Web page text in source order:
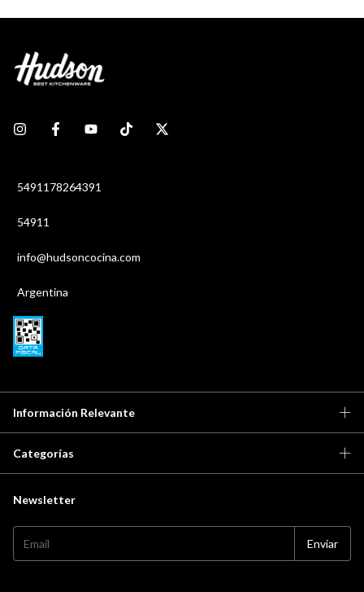
5491178264391
54911
info@hudsoncocina.com
Argentina
Información Relevante
Categorías
Newsletter